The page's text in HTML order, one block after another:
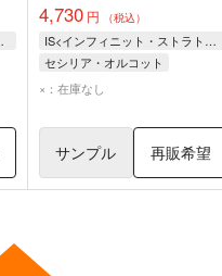
4,730円 （税込）
IS<インフィニット・ストラトス>
セシリア・オルコット
シャルロット・デュノア
×：在庫なし
サンプル 再販希望